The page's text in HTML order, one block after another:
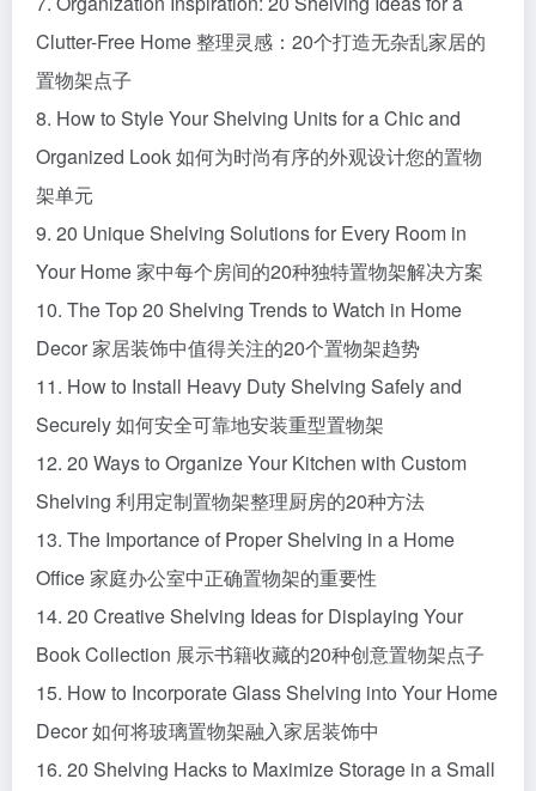
Clutter-Free Home 整理灵感：20个打造无杂乱家居的
置物架点子
8. How to Style Your Shelving Units for a Chic and
Organized Look 如何为时尚有序的外观设计您的置物
架单元
9. 20 Unique Shelving Solutions for Every Room in
Your Home 家中每个房间的20种独特置物架解决方案
10. The Top 20 Shelving Trends to Watch in Home
Decor 家居装饰中值得关注的20个置物架趋势
11. How to Install Heavy Duty Shelving Safely and
Securely 如何安全可靠地安装重型置物架
12. 20 Ways to Organize Your Kitchen with Custom
Shelving 利用定制置物架整理厨房的20种方法
13. The Importance of Proper Shelving in a Home
Office 家庭办公室中正确置物架的重要性
14. 20 Creative Shelving Ideas for Displaying Your
Book Collection 展示书籍收藏的20种创意置物架点子
15. How to Incorporate Glass Shelving into Your Home
Decor 如何将玻璃置物架融入家居装饰中
16. 20 Shelving Hacks to Maximize Storage in a Small